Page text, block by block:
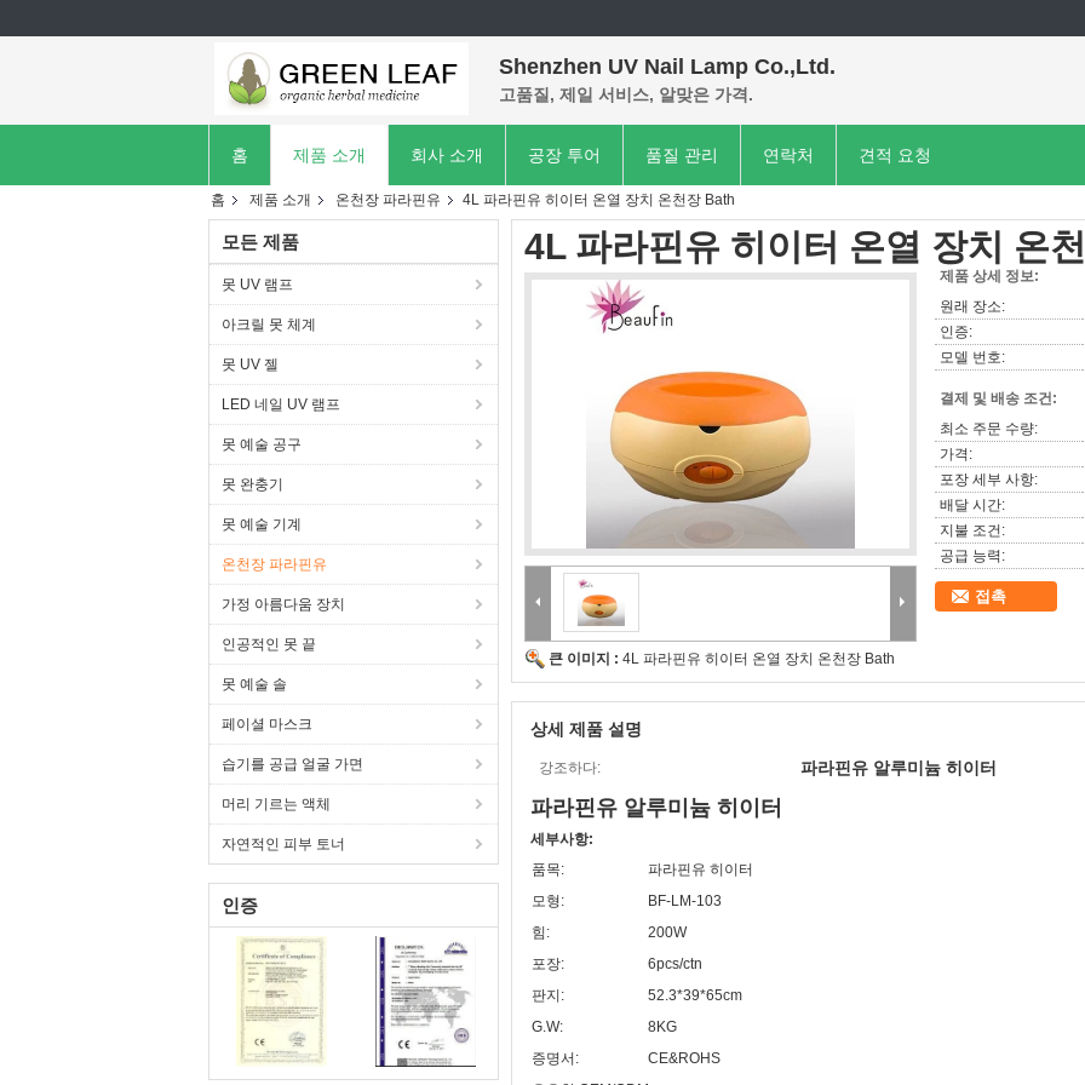
Shenzhen UV Nail Lamp Co.,Ltd.
고품질, 제일 서비스, 알맞은 가격.
홈 제품 소개 회사 소개 공장 투어 품질 관리 연락처 견적 요청
홈 제품 소개 온천장 파라핀유 4L 파라핀유 히이터 온열 장치 온천장 Bath
모든 제품
못 UV 램프
아크릴 못 체계
못 UV 젤
LED 네일 UV 램프
못 예술 공구
못 완충기
못 예술 기계
온천장 파라핀유
가정 아름다움 장치
인공적인 못 끝
못 예술 솔
페이셜 마스크
습기를 공급 얼굴 가면
머리 기르는 액체
자연적인 피부 토너
인증
4L 파라핀유 히이터 온열 장치 온
큰 이미지 : 4L 파라핀유 히이터 온열 장치 온천장 Bath
제품 상세 정보:
원래 장소:
인증:
모델 번호:
결제 및 배송 조건:
최소 주문 수량:
가격:
포장 세부 사항:
배달 시간:
지불 조건:
공급 능력:
접촉
상세 제품 설명
강조하다: 파라핀유 알루미늄 히이터
파라핀유 알루미늄 히이터
세부사항:
품목:
파라핀유 히이터
모형:
BF-LM-103
힘:
200W
포장:
6pcs/ctn
판지:
52.3*39*65cm
G.W:
8KG
증명서:
CE&ROHS